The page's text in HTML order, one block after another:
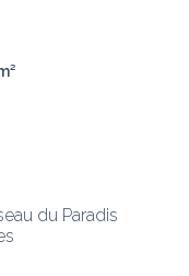
²
du Paradis